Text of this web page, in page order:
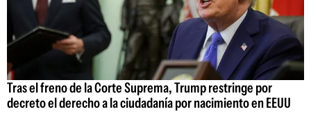
Tras el freno de la Corte Suprema, Trump restringe por
decreto el derecho a la ciudadanía por nacimiento en EEUU